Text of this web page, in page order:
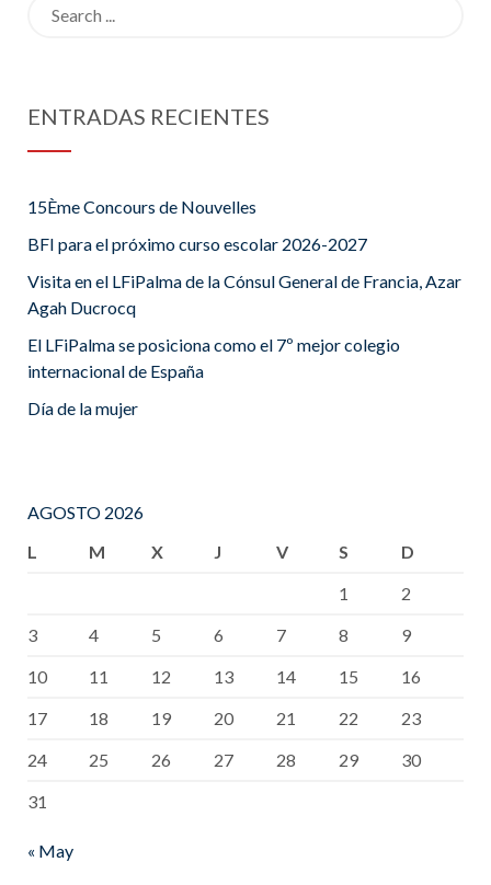
ENTRADAS RECIENTES
15Ème Concours de Nouvelles
BFI para el próximo curso escolar 2026-2027
Visita en el LFiPalma de la Cónsul General de Francia, Azar
Agah Ducrocq
El LFiPalma se posiciona como el 7º mejor colegio
internacional de España
Día de la mujer
AGOSTO 2026
L
M X J V S
D
1
2
3
4 5 6 7 8
9
10
11 12 13 14 15
16
17
18 19 20 21 22
23
24
25 26 27 28 29
30
31
« May